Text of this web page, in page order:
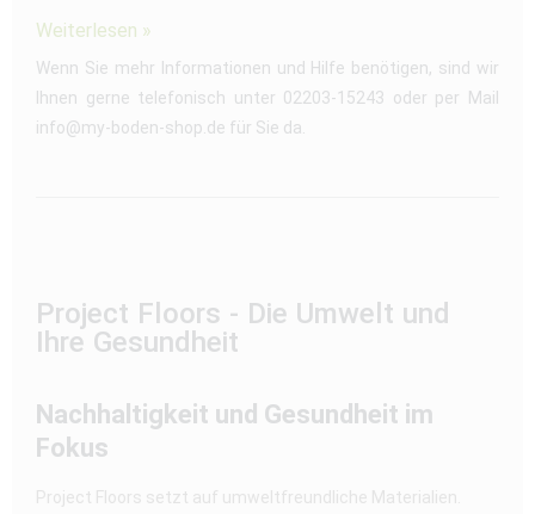
Weiterlesen »
Wenn Sie mehr Informationen und Hilfe benötigen, sind wir
Ihnen gerne telefonisch unter 02203-15243 oder per Mail
info@my-boden-shop.de für Sie da.
Project Floors - Die Umwelt und
Ihre Gesundheit
Nachhaltigkeit und Gesundheit im
Fokus
Project Floors setzt auf umweltfreundliche Materialien.